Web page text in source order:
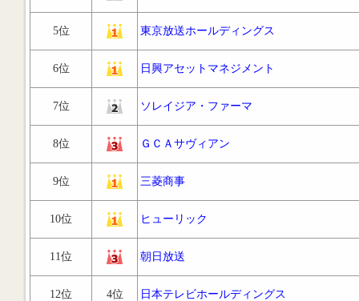
5位 東京放送ホールディングス
6位 日興アセットマネジメント
7位 ソレイジア・ファーマ
8位 ＧＣＡサヴィアン
9位 三菱商事
10位 ヒューリック
11位 朝日放送
12位 4位 日本テレビホールディングス